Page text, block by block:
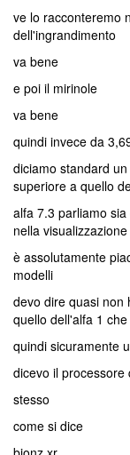
ve lo racconteremo
dell'ingrandimento
va bene
e poi il mirinole
va bene
quindi invece da
diciamo standard
superiore a quello
alfa 7.3 parliamo
nella visualizzazione
è assolutamente
modelli
devo dire quasi non
quello dell'alfa 1
quindi sicuramente
dicevo il processore
stesso
come si dice